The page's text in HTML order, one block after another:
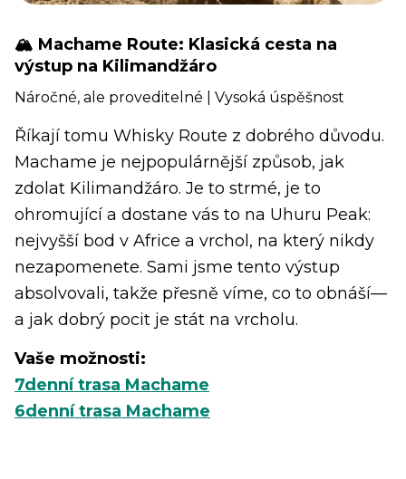
🏔️ Machame Route: Klasická cesta na
výstup na Kilimandžáro
Náročné, ale proveditelné | Vysoká úspěšnost
Říkají tomu Whisky Route z dobrého důvodu.
Machame je nejpopulárnější způsob, jak
zdolat Kilimandžáro. Je to strmé, je to
ohromující a dostane vás to na Uhuru Peak:
nejvyšší bod v Africe a vrchol, na který nikdy
nezapomenete. Sami jsme tento výstup
absolvovali, takže přesně víme, co to obnáší—
a jak dobrý pocit je stát na vrcholu.
Vaše možnosti:
7denní trasa Machame
6denní trasa Machame